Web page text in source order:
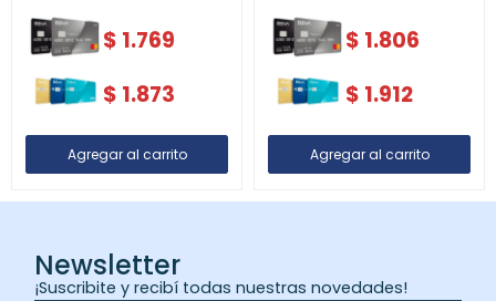
$ 1.769
$ 1.873
$ 1.806
$ 1.912
Newsletter
¡Suscribite y recibí todas nuestras novedades!